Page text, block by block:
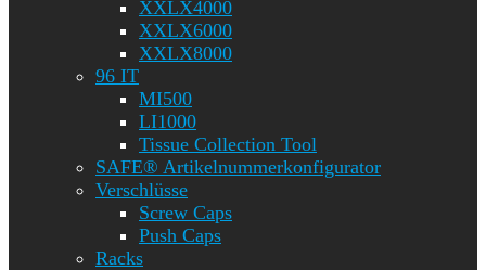
XXLX4000
XXLX6000
XXLX8000
96 IT
MI500
LI1000
Tissue Collection Tool
SAFE® Artikelnummerkonfigurator
Verschlüsse
Screw Caps
Push Caps
Racks